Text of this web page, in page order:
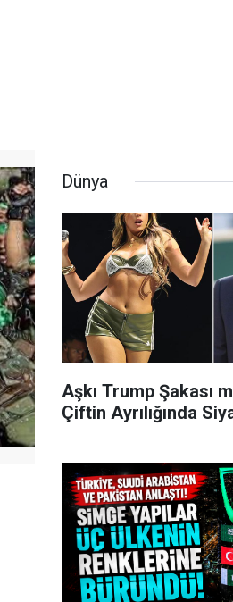
Dünya
Aşkı Trump Şakası
Çiftin Ayrılığında